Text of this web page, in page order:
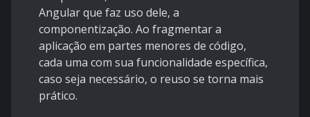
Angular que faz uso dele, a
componentização. Ao fragmentar a
aplicação em partes menores de código,
cada uma com sua funcionalidade específica,
caso seja necessário, o reuso se torna mais
prático.